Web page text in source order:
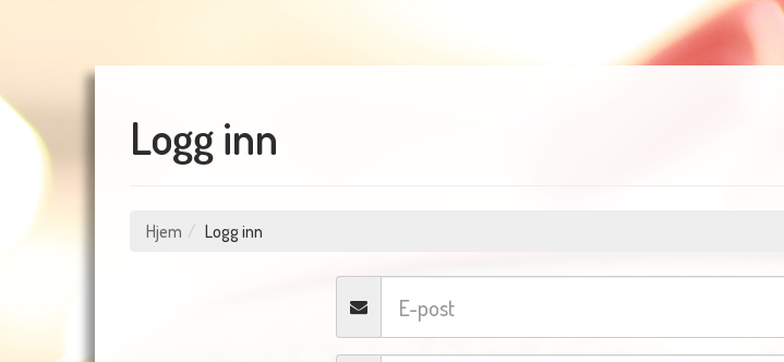
Logg inn
Hjem Logg inn